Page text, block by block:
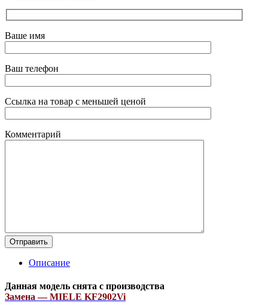
Ваше имя
Ваш телефон
Ссылка на товар с меньшей ценой
Комментарий
Описание
Данная модель снята с производства
Замена — MIELE KF2902Vi